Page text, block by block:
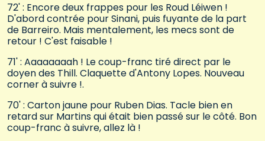
72' : Encore deux frappes pour les Roud Léiwen !
D'abord contrée pour Sinani, puis fuyante de la part
de Barreiro. Mais mentalement, les mecs sont de
retour ! C'est faisable !
71' : Aaaaaaaah ! Le coup-franc tiré direct par le
doyen des Thill. Claquette d'Antony Lopes. Nouveau
corner à suivre !.
70' : Carton jaune pour Ruben Dias. Tacle bien en
retard sur Martins qui était bien passé sur le côté. Bon
coup-franc à suivre, allez là !